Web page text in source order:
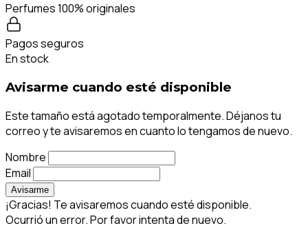
Perfumes 100% originales
Pagos seguros
En stock
Avisarme cuando esté disponible
Este tamaño está agotado temporalmente. Déjanos tu
correo y te avisaremos en cuanto lo tengamos de nuevo.
Nombre
Email
Avisarme
¡Gracias! Te avisaremos cuando esté disponible.
Ocurrió un error. Por favor intenta de nuevo.